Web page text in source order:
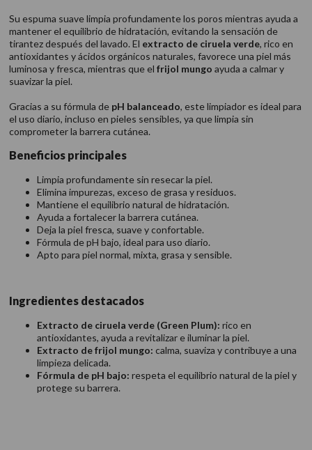
Su espuma suave limpia profundamente los poros mientras ayuda a
mantener el equilibrio de hidratación, evitando la sensación de
tirantez después del lavado. El extracto de ciruela verde, rico en
antioxidantes y ácidos orgánicos naturales, favorece una piel más
luminosa y fresca, mientras que el frijol mungo ayuda a calmar y
suavizar la piel.
Gracias a su fórmula de pH balanceado, este limpiador es ideal para
el uso diario, incluso en pieles sensibles, ya que limpia sin
comprometer la barrera cutánea.
Beneficios principales
Limpia profundamente sin resecar la piel.
Elimina impurezas, exceso de grasa y residuos.
Mantiene el equilibrio natural de hidratación.
Ayuda a fortalecer la barrera cutánea.
Deja la piel fresca, suave y confortable.
Fórmula de pH bajo, ideal para uso diario.
Apto para piel normal, mixta, grasa y sensible.
Ingredientes destacados
Extracto de ciruela verde (Green Plum): rico en
antioxidantes, ayuda a revitalizar e iluminar la piel.
Extracto de frijol mungo: calma, suaviza y contribuye a una
limpieza delicada.
Fórmula de pH bajo: respeta el equilibrio natural de la piel y
protege su barrera.